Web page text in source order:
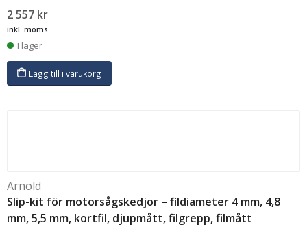
2 557 kr
inkl. moms
I lager
Lägg till i varukorg
Arnold
Slip-kit för motorsågskedjor – fildiameter 4 mm, 4,8
mm, 5,5 mm, kortfil, djupmått, filgrepp, filmått